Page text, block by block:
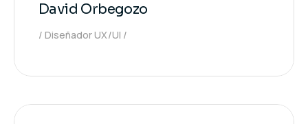
David Orbegozo
Diseñador UX/UI